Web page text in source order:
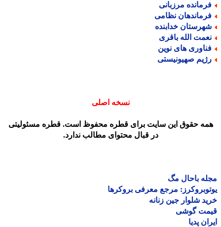
مرزبانی
نظامی
خدابنده
الله باقری
های نوین
صهیونیستی
نسخه اصلی
حقوق این سایت برای قطره محفوظ است. قطره مسئولیتی
در قبال محتوای مطالب ندارد.
باحال مگ
مرجع معرفی بروکرها
شلوار جین زنانه
گوشی
پدیا